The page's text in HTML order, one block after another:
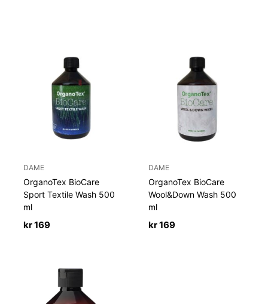
DAME
OrganoTex BioCare
Sport Textile Wash 500
ml
kr169
DAME
OrganoTex BioCare
Wool&Down Wash 500
ml
kr169